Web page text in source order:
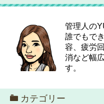
管理人の
誰でもで
容、疲労
消など幅
す。
カテゴリー